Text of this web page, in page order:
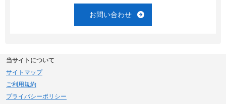
お問い合わせ
当サイトについて
サイトマップ
ご利用規約
プライバシーポリシー